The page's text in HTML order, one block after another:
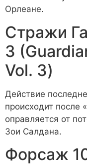
Орлеане.
Стражи
3
Vol. 3)
Действие
происходит после
оправляется от
Зои Салдана.
Форсаж